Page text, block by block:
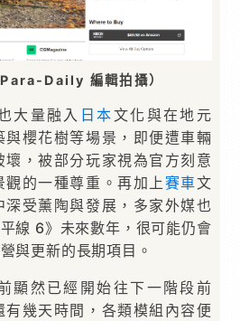
Para-Daily 編輯拍攝）
大量融入 日本文化與在地元
櫻花樹等場景，即便遭車輛
，被部分玩家視為官方刻意
的一種尊重。再加上賽車文
受薰陶與發展，多家外媒也
平線 6》未來數年，很可能仍會
與更新的長期項目。
顯然已經開始往下一階段前
幾天時間，各類模組內容便